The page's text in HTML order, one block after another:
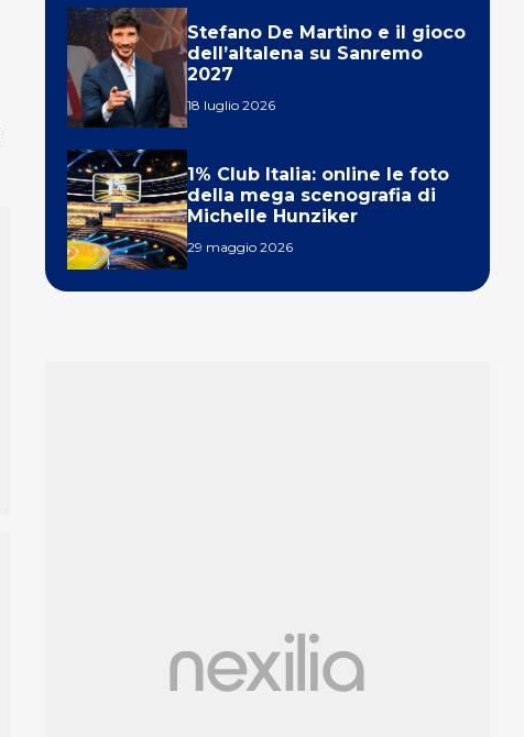
Stefano De Martino e il gioco
dell’altalena su Sanremo
2027
18 luglio 2026
1% Club Italia: online le foto
della mega scenografia di
Michelle Hunziker
29 maggio 2026